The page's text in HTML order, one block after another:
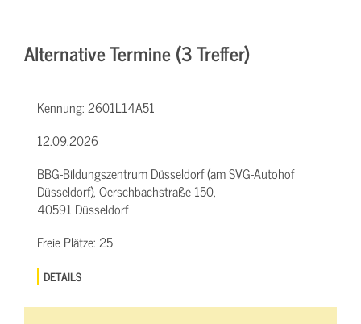
Alternative Termine (3 Treffer)
Kennung:2601L14A51
12.09.2026
BBG-Bildungszentrum Düsseldorf (am SVG-Autohof
Düsseldorf), Oerschbachstraße 150,
40591 Düsseldorf
Freie Plätze:25
DETAILS